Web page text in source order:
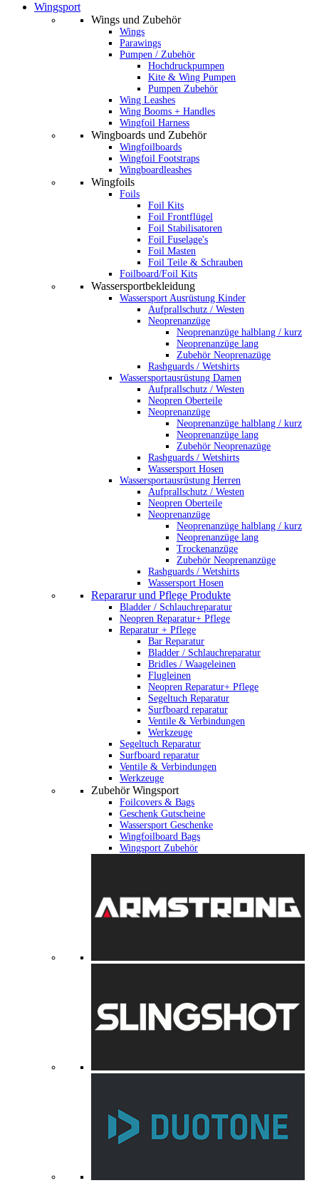
Wingsport
Wings und Zubehör
Wings
Parawings
Pumpen / Zubehör
Hochdruckpumpen
Kite & Wing Pumpen
Pumpen Zubehör
Wing Leashes
Wing Booms + Handles
Wingfoil Harness
Wingboards und Zubehör
Wingfoilboards
Wingfoil Footstraps
Wingboardleashes
Wingfoils
Foils
Foil Kits
Foil Frontflügel
Foil Stabilisatoren
Foil Fuselage's
Foil Masten
Foil Teile & Schrauben
Foilboard/Foil Kits
Wassersportbekleidung
Wassersport Ausrüstung Kinder
Aufprallschutz / Westen
Neoprenanzüge
Neoprenanzüge halblang / kurz
Neoprenanzüge lang
Zubehör Neoprenazüge
Rashguards / Wetshirts
Wassersportausrüstung Damen
Aufprallschutz / Westen
Neopren Oberteile
Neoprenanzüge
Neoprenanzüge halblang / kurz
Neoprenanzüge lang
Zubehör Neoprenazüge
Rashguards / Wetshirts
Wassersport Hosen
Wassersportausrüstung Herren
Aufprallschutz / Westen
Neopren Oberteile
Neoprenanzüge
Neoprenanzüge halblang / kurz
Neoprenanzüge lang
Trockenanzüge
Zubehör Neoprenanzüge
Rashguards / Wetshirts
Wassersport Hosen
Repararur und Pflege Produkte
Bladder / Schlauchreparatur
Neopren Reparatur+ Pflege
Reparatur + Pflege
Bar Reparatur
Bladder / Schlauchreparatur
Bridles / Waageleinen
Flugleinen
Neopren Reparatur+ Pflege
Segeltuch Reparatur
Surfboard reparatur
Ventile & Verbindungen
Werkzeuge
Segeltuch Reparatur
Surfboard reparatur
Ventile & Verbindungen
Werkzeuge
Zubehör Wingsport
Foilcovers & Bags
Geschenk Gutscheine
Wassersport Geschenke
Wingfoilboard Bags
Wingsport Zubehör